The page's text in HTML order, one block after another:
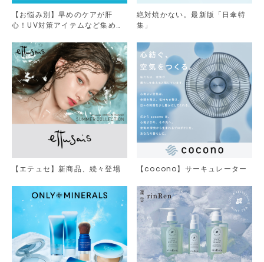
【お悩み別】早めのケアが肝
心！UV対策アイテムなど集めま
絶対焼かない。最新版「日傘特
集」
【エテュセ】新商品、続々登場 【cocono】サーキュレーター